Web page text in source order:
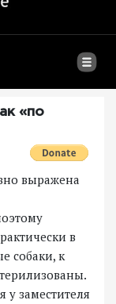
«по
выражена
в
собаки, к
заместителя